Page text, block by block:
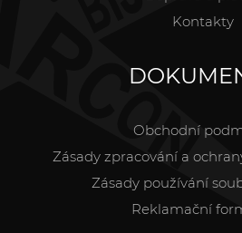
Kontakty
Obchodní
Zásady zpracování a
Zásady používání
Reklamační